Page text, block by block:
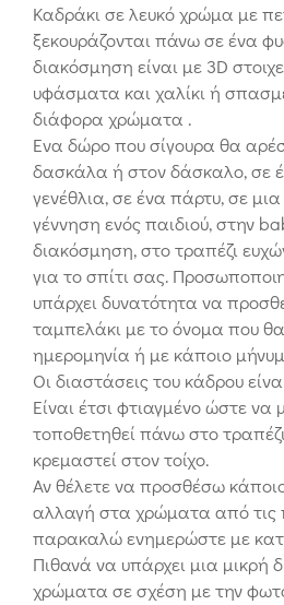
Καδράκι σε λευκό χρώμα με
ξεκουράζονται πάνω σε ένα
διακόσμηση είναι με 3D
υφάσματα και χαλίκι ή
διάφορα χρώματα .
Ενα δώρο που σίγουρα θα
δασκάλα ή στον δάσκαλο, σε
γενέθλια, σε ένα πάρτυ, σε
γέννηση ενός παιδιού, στην
διακόσμηση, στο τραπέζι
για το σπίτι σας.
υπάρχει δυνατότητα να
ταμπελάκι με το όνομα που
ημερομηνία ή με κάποιο
Οι διαστάσεις του κάδρου
Είναι έτσι φτιαγμένο ώστε να
τοποθετηθεί πάνω στο
κρεμαστεί στον τοίχο.
Αν θέλετε να προσθέσω
αλλαγή στα χρώματα από τις
παρακαλώ ενημερώστε με
Πιθανά να υπάρχει μια μικρή
χρώματα σε σχέση με την